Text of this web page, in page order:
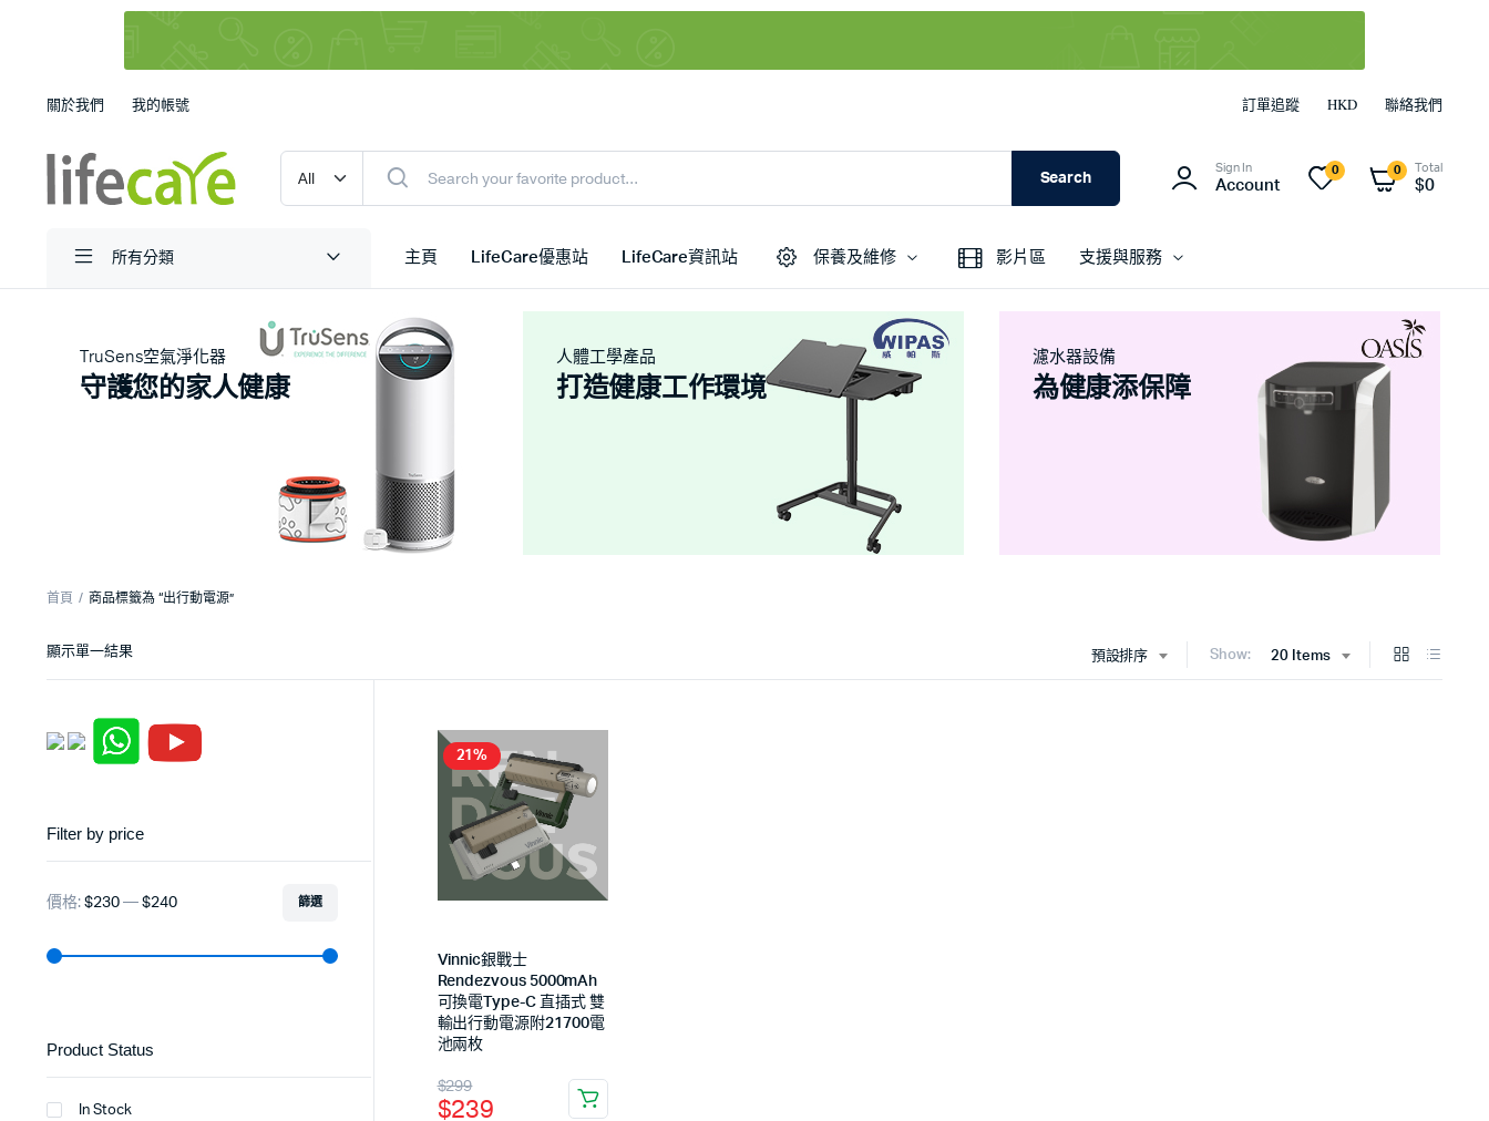
關於我們 我的帳號 訂單追蹤 HKD 聯絡我們
Search
Sign In
Account
0 0 Total
$0
所有分類 主頁 LifeCare優惠站 LifeCare資訊站 保養及維修 影片區 支援與服務
TruSens空氣淨化器
守護您的家人健康
人體工學產品
打造健康工作環境
濾水器設備
為健康添保障
首頁 商品標籤為 “出行動電源”
預設排序 Show: 20 Items
顯示單一結果
21%
Vinnic銀戰士
Rendezvous 5000mAh
可換電Type-C 直插式 雙
輸出行動電源附21700電
池兩枚
$299
$239
Filter by price
篩選
價格: $230— $240
Product Status
In Stock